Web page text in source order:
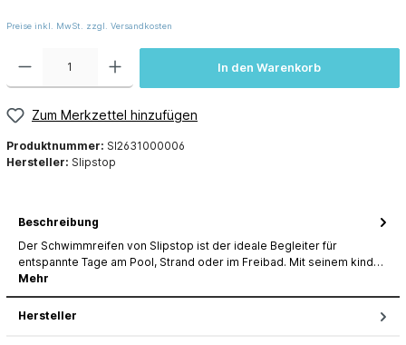
Preise inkl. MwSt. zzgl. Versandkosten
In den Warenkorb
Zum Merkzettel hinzufügen
Produktnummer: SI2631000006
Hersteller: Slipstop
Beschreibung
Der Schwimmreifen von Slipstop ist der ideale Begleiter für
entspannte Tage am Pool, Strand oder im Freibad. Mit seinem kind…
Mehr
Hersteller